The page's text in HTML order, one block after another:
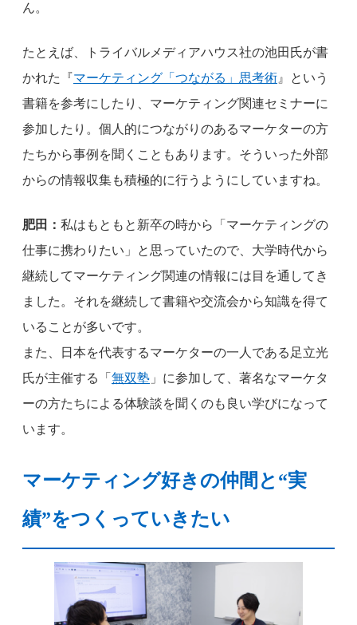
ん。
たとえば、トライバルメディアハウス社の池田氏が書
かれた『マーケティング「つながる」思考術 』という
書籍を参考にしたり、マーケティング関連セミナーに
参加したり。個人的につながりのあるマーケターの方
たちから事例を聞くこともあります。そういった外部
からの情報収集も積極的に行うようにしていますね。
肥田： 私はもともと新卒の時から「マーケティングの
仕事に携わりたい」と思っていたので、大学時代から
継続してマーケティング関連の情報には目を通してき
ました。それを継続して書籍や交流会から知識を得て
いることが多いです。
また、日本を代表するマーケターの一人である足立光
氏が主催する「 無双塾 」に参加して、著名なマーケタ
ーの方たちによる体験談を聞くのも良い学びになって
います。
マーケティング好きの仲間と“実
績”をつくっていきたい